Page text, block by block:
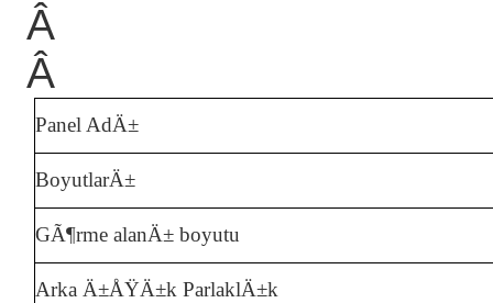
Â
Â
Panel AdÄ±
BoyutlarÄ±
GÃ¶rme alanÄ± boyutu
Arka Ä±ÅŸÄ±k ParlaklÄ±k